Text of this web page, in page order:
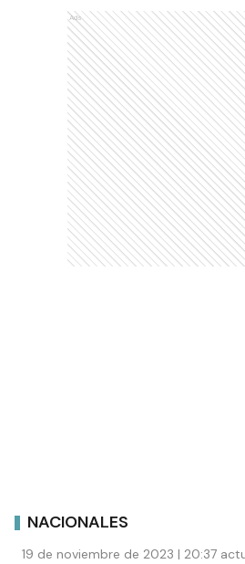
Ads
NACIONALES
19 de noviembre de 2023 | 20:37